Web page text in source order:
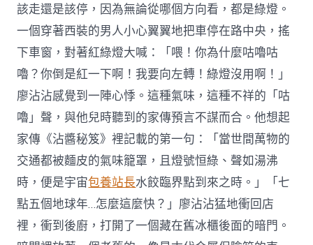
該走還是該停，因為無論從哪個方向看，都是綠燈。
一個穿著西裝的男人小心翼翼地把車停在路中央，搖
下車窗，對著紅綠燈大喊：「喂！你為什麼咕嚕咕
嚕？你倒是紅一下啊！我要向左轉！綠燈沒用啊！」
廖沾沾感覺到一陣心悸。這種氣味，這種不祥的「咕
嚕」聲，與他兒時聽到的家傳預言不謀而合。他想起
家傳《沾醬秘笈》裡記載的第一句：「當世間萬物的
交通都被麵皮的氣味籠罩，且燈號恒綠、聲如湯沸
時，便是宇宙包養站長水餃臨界點到來之時。」「七
點五個地球年…怎麼這麼快？」廖沾沾猛地衝回店
裡，衝到後廚，打開了一個藏在舊冰櫃後面的暗門。